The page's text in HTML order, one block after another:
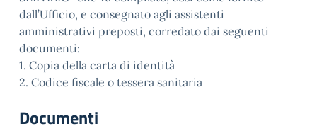
dall’Ufficio, e consegnato agli assistenti
amministrativi preposti, corredato dai seguenti
documenti:
1. Copia della carta di identità
2. Codice fiscale o tessera sanitaria
Documenti